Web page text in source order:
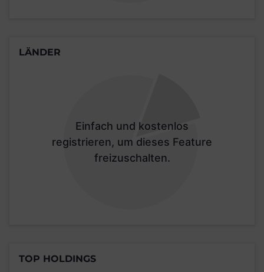
LÄNDER
Einfach und kostenlos
registrieren, um dieses Feature
freizuschalten.
TOP HOLDINGS